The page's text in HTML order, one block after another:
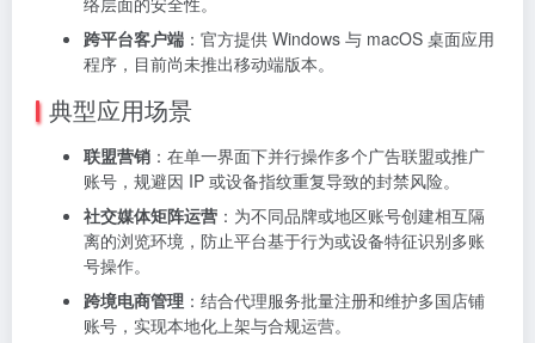
跨平台客户端 ：官方提供 Windows 与 macOS 桌面应用
程序，目前尚未推出移动端版本。
典型应用场景
联盟营销 ：在单一界面下并行操作多个广告联盟或推广
账号，规避因 IP 或设备指纹重复导致的封禁风险。
社交媒体矩阵运营 ：为不同品牌或地区账号创建相互隔
离的浏览环境，防止平台基于行为或设备特征识别多账
号操作。
跨境电商管理 ：结合代理服务批量注册和维护多国店铺
账号，实现本地化上架与合规运营。